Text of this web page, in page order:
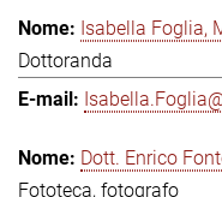
Isabella Foglia,
Dottoranda
Dott. Enrico
Fototeca, fotografo